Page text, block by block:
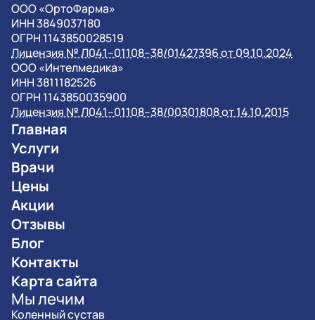
OOO «ОртоФарма»
ИНН 3849037180
ОГРН 1143850028519
Лицензия № Л041–01108–38/01427396 от 09.10.2024
OOO «Интелмедика»
ИНН 3811182526
ОГРН 1143850035900
Лицензия № Л041–01108–38/00301808 от 14.10.2015
Главная
Услуги
Врачи
Цены
Акции
Отзывы
Блог
Контакты
Карта сайта
Мы лечим
Коленный сустав